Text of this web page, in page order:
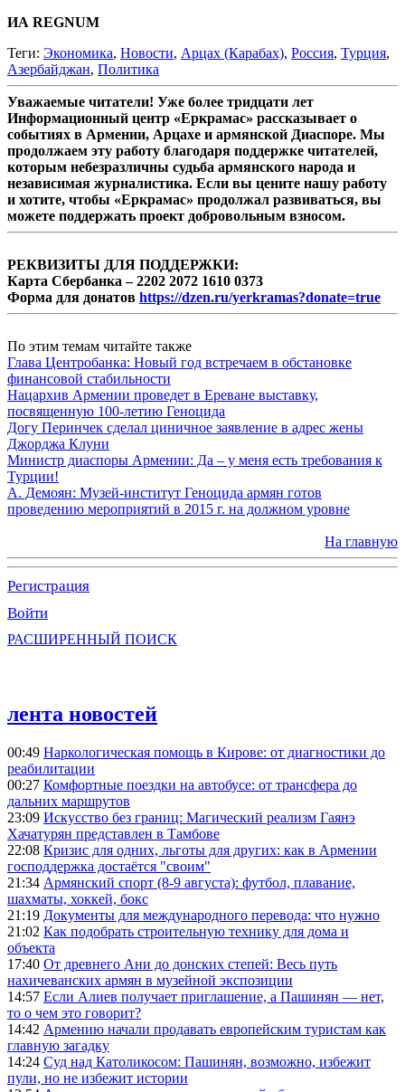
ИА REGNUM
Теги: Экономика, Новости, Арцах (Карабах), Россия, Турция,
Азербайджан, Политика
Уважаемые читатели! Уже более тридцати лет
Информационный центр «Еркрамас» рассказывает о
событиях в Армении, Арцахе и армянской Диаспоре. Мы
продолжаем эту работу благодаря поддержке читателей,
которым небезразличны судьба армянского народа и
независимая журналистика. Если вы цените нашу работу
и хотите, чтобы «Еркрамас» продолжал развиваться, вы
можете поддержать проект добровольным взносом.
РЕКВИЗИТЫ ДЛЯ ПОДДЕРЖКИ:
Карта Сбербанка – 2202 2072 1610 0373
Форма для донатов https://dzen.ru/yerkramas?donate=true
По этим темам читайте также
Глава Центробанка: Новый год встречаем в обстановке
финансовой стабильности
Нацархив Армении проведет в Ереване выставку,
посвященную 100-летию Геноцида
Догу Перинчек сделал циничное заявление в адрес жены
Джорджа Клуни
Министр диаспоры Армении: Да – у меня есть требования к
Турции!
А. Демоян: Музей-институт Геноцида армян готов
проведению мероприятий в 2015 г. на должном уровне
На главную
Регистрация
Войти
РАСШИРЕННЫЙ ПОИСК
лента новостей
00:49 Наркологическая помощь в Кирове: от диагностики до
реабилитации
00:27 Комфортные поездки на автобусе: от трансфера до
дальних маршрутов
23:09 Искусство без границ: Магический реализм Гаянэ
Хачатурян представлен в Тамбове
22:08 Кризис для одних, льготы для других: как в Армении
господдержка достаётся "своим"
21:34 Армянский спорт (8-9 августа): футбол, плавание,
шахматы, хоккей, бокс
21:19 Документы для международного перевода: что нужно
21:02 Как подобрать строительную технику для дома и
объекта
17:40 От древнего Ани до донских степей: Весь путь
нахичеванских армян в музейной экспозиции
14:57 Если Алиев получает приглашение, а Пашинян — нет,
то о чем это говорит?
14:42 Армению начали продавать европейским туристам как
главную загадку
14:24 Суд над Католикосом: Пашинян, возможно, избежит
пули, но не избежит истории